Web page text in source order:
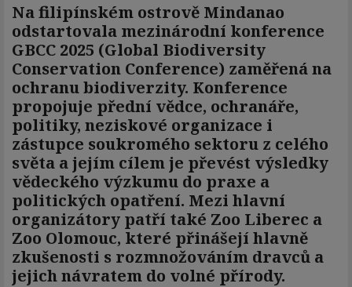
Na filipínském ostrově Mindanao
odstartovala mezinárodní konference
GBCC 2025 (Global Biodiversity
Conservation Conference) zaměřená na
ochranu biodiverzity. Konference
propojuje přední vědce, ochranáře,
politiky, neziskové organizace i
zástupce soukromého sektoru z celého
světa a jejím cílem je převést výsledky
vědeckého výzkumu do praxe a
politických opatření. Mezi hlavní
organizátory patří také Zoo Liberec a
Zoo Olomouc, které přinášejí hlavně
zkušenosti s rozmnožováním dravců a
jejich návratem do volné přírody.